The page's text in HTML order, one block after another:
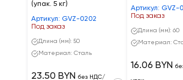
(упак. 5 кг)
Артикул: GVZ-0202
Под заказ
Длина (мм): 50
Материал: Сталь
23.50 BYN без НДС/
Артикул: GVZ-
Под заказ
Длина (мм): 60
Материал:
16.06 BYN